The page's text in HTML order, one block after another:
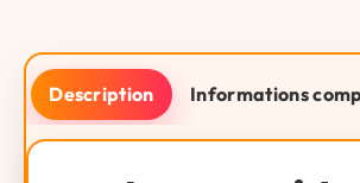
Description Informations